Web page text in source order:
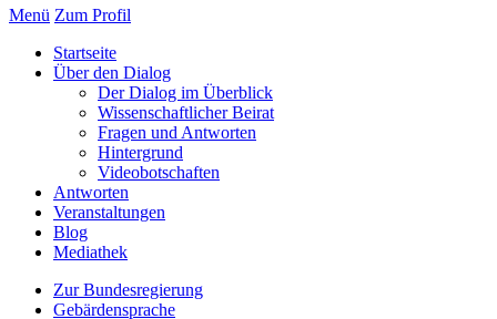
Menü Zum Pro­fil
Start­sei­te
Über den Dia­log
Der Dia­log im Über­blick
Wis­sen­schaft­li­cher Bei­rat
Fra­gen und Ant­wor­ten
Hin­ter­grund
Vi­deo­bot­schaf­ten
Antworten
Veranstaltungen
Blog
Mediathek
Zur Bun­des­re­gie­rung
Ge­bär­den­spra­che